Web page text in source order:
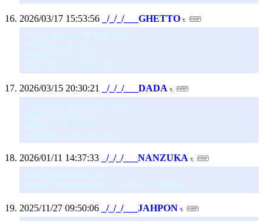
2026/03/17 15:53:56 _/_/_/___GHETTO
121 thoughts on “dEAR Friends..”
PassLeakcumma says:
2026/03/15 at 03:39
Antipublic – Stop Data Expo
2026/03/15 20:30:21 _/_/_/___DADA
121 thoughts on “dEAR Friends..”
PassLeakcumma says:
2026/03/15 at 03:39
Antipublic – Stop Data Expo
2026/01/11 14:37:33 _/_/_/___NANZUKA
We’re getting things ready
Loading your experience… This won’t take long.
2025/11/27 09:50:06 _/_/_/___JAHPON